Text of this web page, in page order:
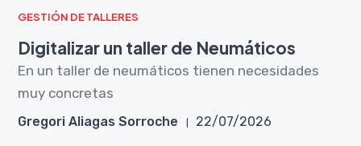
GESTIÓN DE TALLERES
Digitalizar un taller de Neumáticos
En un taller de neumáticos tienen necesidades
muy concretas
Gregori Aliagas Sorroche 22/07/2026